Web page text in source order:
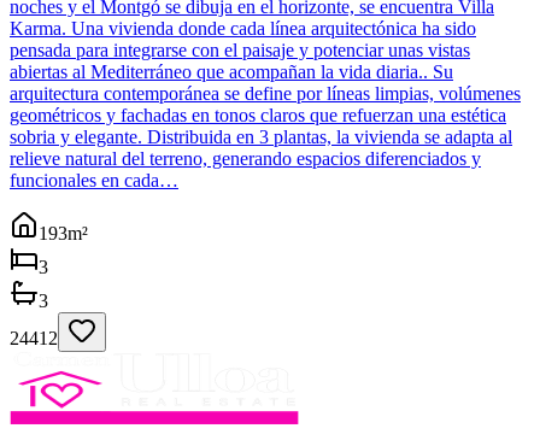
noches y el Montgó se dibuja en el horizonte, se encuentra Villa
Karma. Una vivienda donde cada línea arquitectónica ha sido
pensada para integrarse con el paisaje y potenciar unas vistas
abiertas al Mediterráneo que acompañan la vida diaria.. Su
arquitectura contemporánea se define por líneas limpias, volúmenes
geométricos y fachadas en tonos claros que refuerzan una estética
sobria y elegante. Distribuida en 3 plantas, la vivienda se adapta al
relieve natural del terreno, generando espacios diferenciados y
funcionales en cada…
193m²
3
3
24412